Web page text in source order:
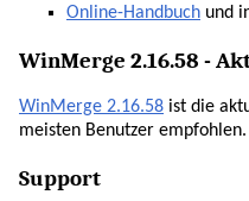
Online-Handbuch und
WinMerge 2.16.58 -
WinMerge 2.16.58 ist die
meisten Benutzer empfohlen.
Support